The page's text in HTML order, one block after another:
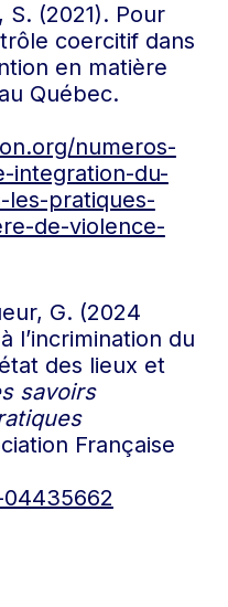
(2021). Pour
coercitif dans
en matière
Québec.
numeros-
integration-du-
les-pratiques-
de-violence-
G. (2024
l’incrimination du
des lieux et
savoirs
Française